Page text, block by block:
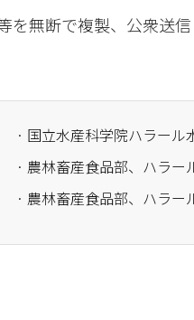
を無断で複製、公衆送
· 国立水産科学院ハラー
· 農林畜産食品部、ハラ
· 農林畜産食品部、ハラ